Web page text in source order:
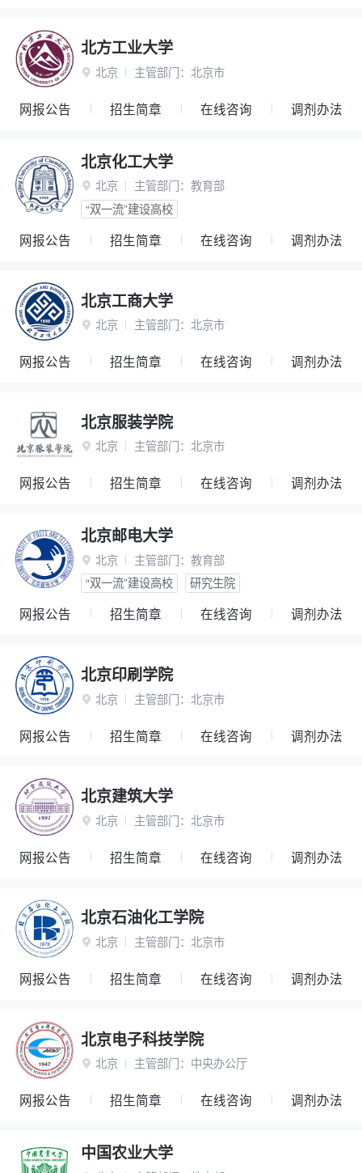
北方工业大学
 北京 主管部门： 北京市
网报公告 招生简章 在线咨询 调剂办法
北京化工大学
 北京 主管部门： 教育部
“双一流”建设高校
网报公告 招生简章 在线咨询 调剂办法
北京工商大学
 北京 主管部门： 北京市
网报公告 招生简章 在线咨询 调剂办法
北京服装学院
 北京 主管部门： 北京市
网报公告 招生简章 在线咨询 调剂办法
北京邮电大学
 北京 主管部门： 教育部
“双一流”建设高校
研究生院
网报公告 招生简章 在线咨询 调剂办法
北京印刷学院
 北京 主管部门： 北京市
网报公告 招生简章 在线咨询 调剂办法
北京建筑大学
 北京 主管部门： 北京市
网报公告 招生简章 在线咨询 调剂办法
北京石油化工学院
 北京 主管部门： 北京市
网报公告 招生简章 在线咨询 调剂办法
北京电子科技学院
 北京 主管部门： 中央办公厅
网报公告 招生简章 在线咨询 调剂办法
中国农业大学